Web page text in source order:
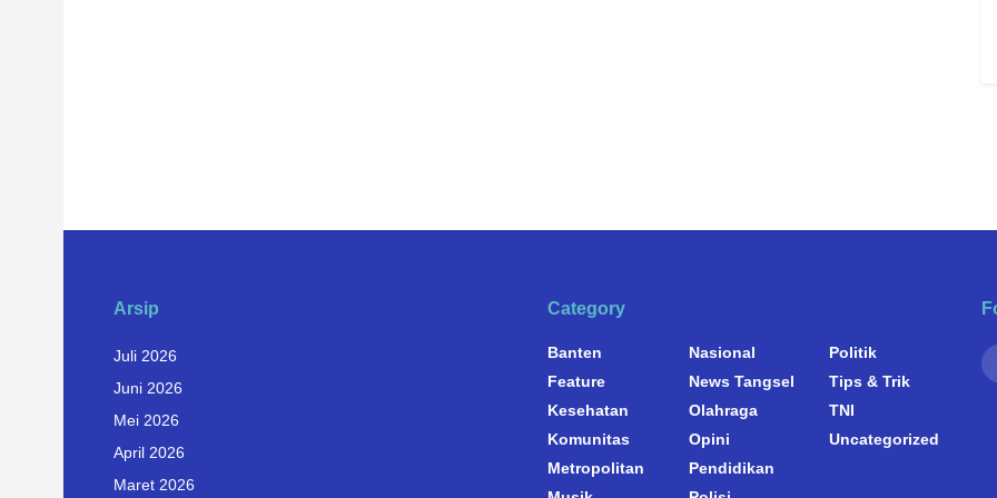
Arsip
Juli 2026
Juni 2026
Mei 2026
April 2026
Maret 2026
Category
Banten
Feature
Kesehatan
Komunitas
Metropolitan
Nasional
News Tangsel
Olahraga
Opini
Pendidikan
Politik
Tips & Trik
TNI
Uncategorized